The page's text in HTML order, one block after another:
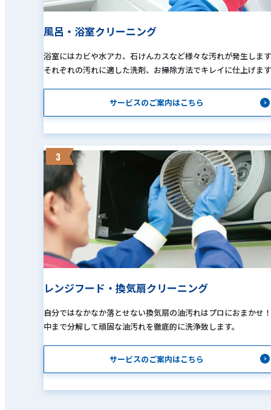
風呂・浴室クリーニング
浴室にはカビや水アカ、石けんカスなど様々な汚れが発生しま
それぞれの汚れに適した洗剤、お掃除方法でキレイに仕上げま
サービスのご案内はこちら
3
レンジフード・換気扇クリーニング
自分ではなかなか落とせない換気扇の油汚れはプロにおまかせ！
中まで分解して頑固な油汚れを徹底的に洗浄致します。
サービスのご案内はこちら